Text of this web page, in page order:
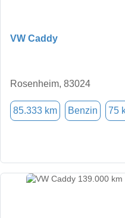
VW Caddy
Rosenheim, 83024
85.333 km Benzin 75